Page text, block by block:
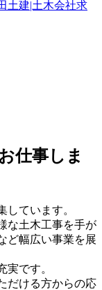
仕事しま
ています。
な土木工事を手が
ど幅広い事業を展
実です。
だける方からの応